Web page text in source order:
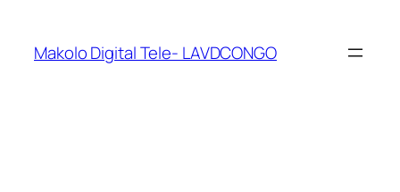
Makolo Digital Tele- LAVDCONGO